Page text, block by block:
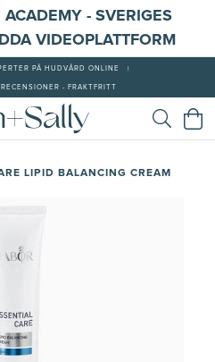
- SVERIGES
VIDEOPLATTFORM
PÅ HUDVÅRD ONLINE
- FRAKTFRITT
LIPID BALANCING CREAM